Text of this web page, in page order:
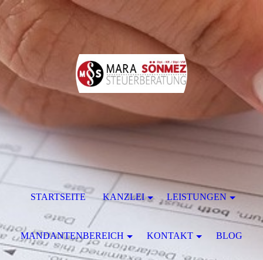
STARTSEITE KANZLEI LEISTUNGEN
MANDANTENBEREICH KONTAKT BLOG